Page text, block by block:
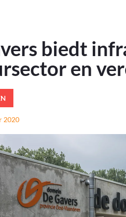
biedt
en
2020